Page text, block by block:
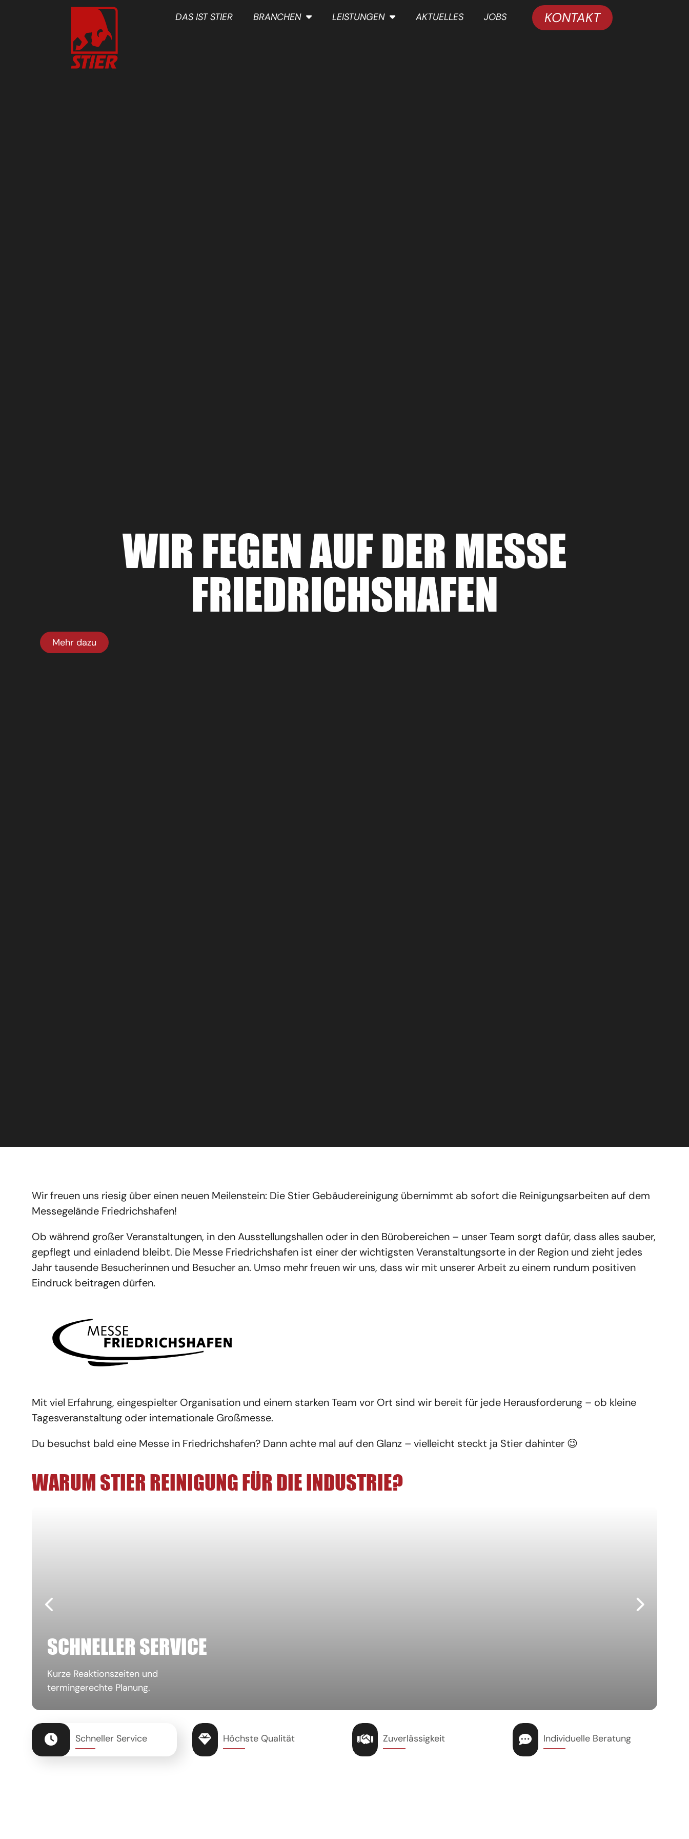
DAS IST STIER BRANCHEN LEISTUNGEN AKTUELLES JOBS KONTAKT
WIR FEGEN AUF DER MESSE
FRIEDRICHSHAFEN
Mehr dazu
Wir freuen uns riesig über einen neuen Meilenstein: Die Stier Gebäudereinigung übernimmt ab sofort die Reinigungsarbeiten auf dem
Messegelände Friedrichshafen!
Ob während großer Veranstaltungen, in den Ausstellungshallen oder in den Bürobereichen – unser Team sorgt dafür, dass alles sauber,
gepflegt und einladend bleibt. Die Messe Friedrichshafen ist einer der wichtigsten Veranstaltungsorte in der Region und zieht jedes
Jahr tausende Besucherinnen und Besucher an. Umso mehr freuen wir uns, dass wir mit unserer Arbeit zu einem rundum positiven
Eindruck beitragen dürfen.
Mit viel Erfahrung, eingespielter Organisation und einem starken Team vor Ort sind wir bereit für jede Herausforderung – ob kleine
Tagesveranstaltung oder internationale Großmesse.
Du besuchst bald eine Messe in Friedrichshafen? Dann achte mal auf den Glanz – vielleicht steckt ja Stier dahinter 😉
WARUM STIER REINIGUNG FÜR DIE INDUSTRIE?
SCHNELLER SERVICE
Kurze Reaktionszeiten und
termingerechte Planung.
Schneller Service Höchste Qualität Zuverlässigkeit Individuelle Beratung